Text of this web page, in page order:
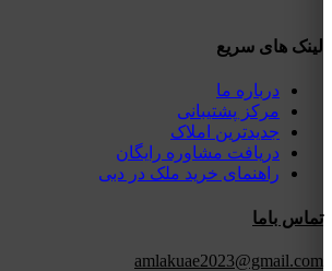
لینک های سریع
درباره ما
مرکز پشتیبانی
جدیدترین املاک
دریافت مشاوره رایگان
راهنمای خرید ملک در دبی
تماس باما
amlakuae2023@gmail.com